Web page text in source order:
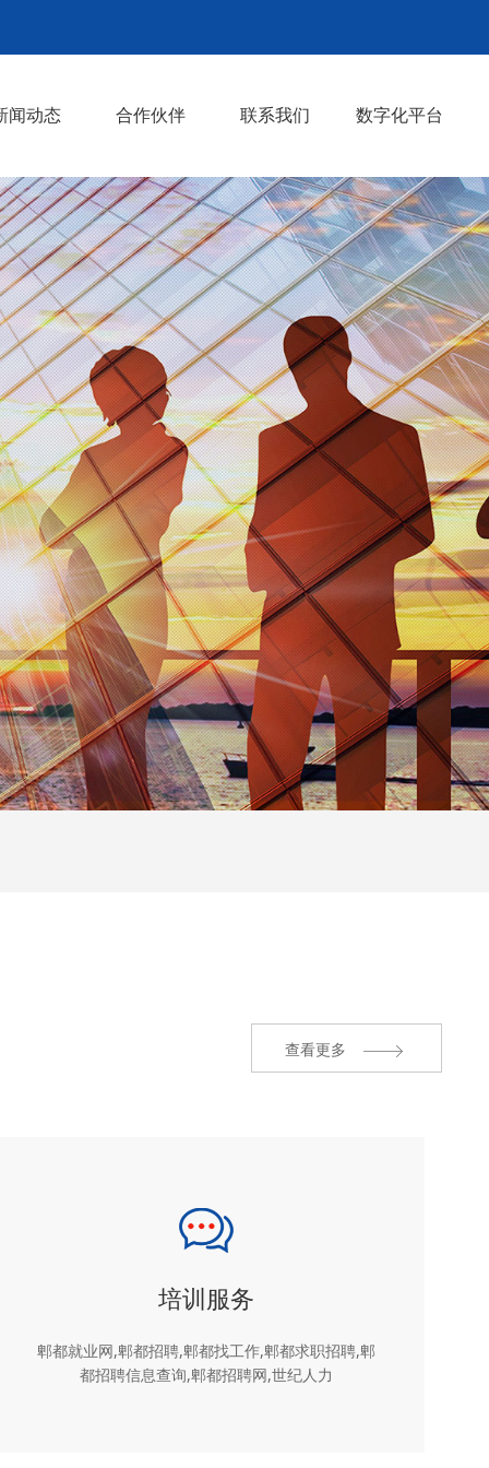
>
>
>
>
>
闻动态
司动态 >
示公告 >
合作伙伴 联系我们 数字化平台
郫都就业网（用
郫都就业网（企
HRO管理系统
查看更多
培训服务
郫都就业网,郫都招聘,郫都找工作,郫都求职招聘,郫
都招聘信息查询,郫都招聘网,世纪人力